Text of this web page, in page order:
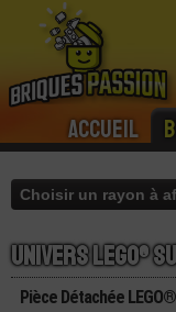
Accueil
Univers lego®
Pièce Détachée